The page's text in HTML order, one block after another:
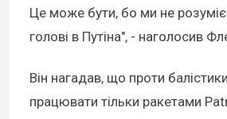
Це може бути, бо ми не
голові в Путіна", - наголосив
Він нагадав, що проти
працювати тільки ракетами